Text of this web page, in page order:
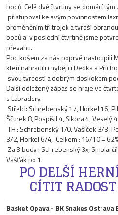
bodů. Celé dvě čtvrtiny se domácí
přistupoval ke svým povinnostem
proměněním tří trojek a tvrdší
bodů a v poslední čtvrtině jsme
převahu.
Pod košem za nás poprvé nastoupili
kteří nahradili chybějící Dedka a
svou tvrdostí a dobrým doskokem
Další odložený zápas se hraje ve
s Labradory.
Střelci: Schrebenský 17, Horkel 16,
Ščurek 8, Pospíšil 4, Sikora 4, Veselý
TH : Schrebenský 1/0, Vašíček 3/3,
3/2, Horkel 6/4, Celkem : 16/10 =
Za 3 body : Schrebenský 3x,
Vašťák po 1.
PO DELŠÍ
CÍTIT
Basket Opava - BK Snakes Ostrava